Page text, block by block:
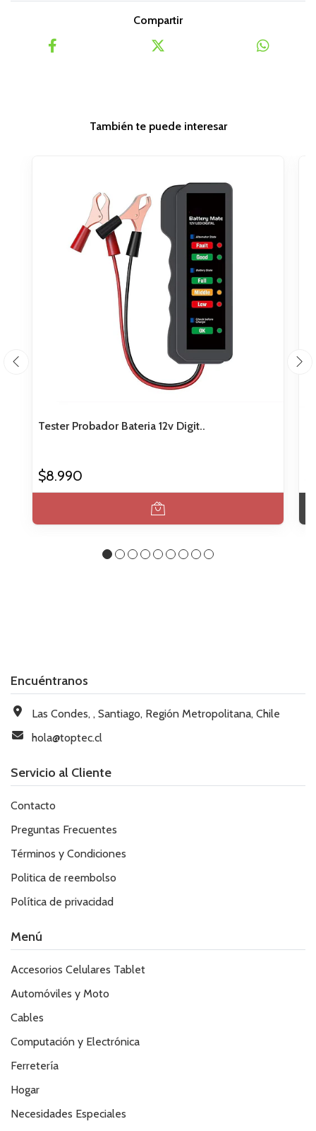
Compartir
También te puede interesar
Tester Probador Bateria 12v Digit..
$8.990
Encuéntranos
Las Condes, , Santiago, Región Metropolitana, Chile
hola@toptec.cl
Servicio al Cliente
Contacto
Preguntas Frecuentes
Términos y Condiciones
Politica de reembolso
Política de privacidad
Menú
Accesorios Celulares Tablet
Automóviles y Moto
Cables
Computación y Electrónica
Ferretería
Hogar
Necesidades Especiales